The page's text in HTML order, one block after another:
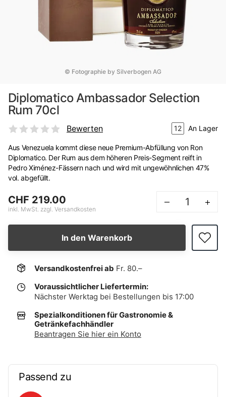
© Fotographie by Silverbogen AG
Diplomatico Ambassador Selection
Rum 70cl
Bewerten 12 An Lager
Aus Venezuela kommt diese neue Premium-Abfüllung von Ron
Diplomatico. Der Rum aus dem höheren Preis-Segment reift in
Pedro Ximénez-Fässern nach und wird mit ungewöhnlichen 47%
vol. abgefüllt.
CHF 219.00
inkl. MwSt. zzgl. Versandkosten
– +
In den Warenkorb
Versandkostenfrei ab Fr. 80.–
Voraussichtlicher Liefertermin:
Nächster Werktag bei Bestellungen bis 17:00
Spezialkonditionen für Gastronomie &
Getränkefachhändler
Beantragen Sie hier ein Konto
Passend zu